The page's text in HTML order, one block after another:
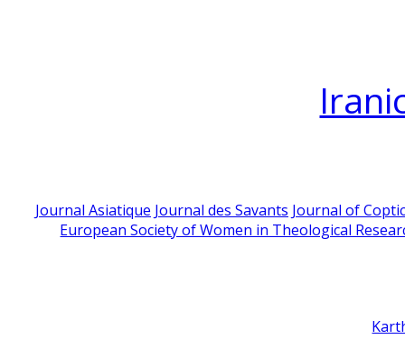
Journal Asiatique Journal des Savants Journal of
European Society of Women in Theological